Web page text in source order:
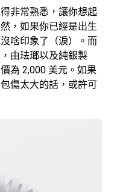
非常熟悉，讓你想起
，如果你已經是出生
啥印象了（淚）。而
由珐瑯以及純銀製
為 2,000 美元。如果
傷太大的話，或許可